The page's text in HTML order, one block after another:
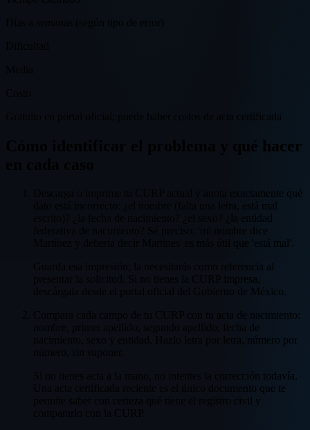
Gratuito en portal oficial; puede haber costos de acta certificada
Cómo identificar el problema y qué hacer
Descarga o imprime tu CURP actual y anota exactamente qué
dato está incorrecto: ¿el nombre (falta una letra, está mal
escrito)? ¿la fecha de nacimiento? ¿el sexo? ¿la entidad
federativa de nacimiento? Sé preciso: 'mi nombre dice
Martínez y debería decir Martines' es más útil que 'está mal'.
Guarda esa impresión; la necesitarás como referencia al
presentar la solicitud. Si no tienes la CURP impresa,
descárgala desde el portal oficial del Gobierno de México.
Compara cada campo de tu CURP con tu acta de nacimiento:
nombre, primer apellido, segundo apellido, fecha de
nacimiento, sexo y entidad. Hazlo letra por letra, número por
Si no tienes acta a la mano, no intentes la corrección todavía.
Una acta certificada reciente es el único documento que te
permite saber con certeza qué tiene el registro civil y